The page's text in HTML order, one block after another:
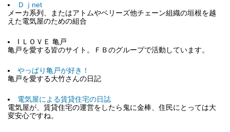
Ｄｊnet
メーカ系列、またはアトムやベリーズ他チェーン組織の垣根を越
えた電気屋のための組合
I ＬＯＶＥ 亀戸
亀戸を愛する皆のサイト。ＦＢのグループで活動しています。
やっぱり亀戸が好き！
亀戸を愛する大竹さんの日記
電気屋による賃貸住宅の日誌
電気屋が、賃貸住宅の運営をしたら鬼に金棒、住民にとっては大
変安心ですね。